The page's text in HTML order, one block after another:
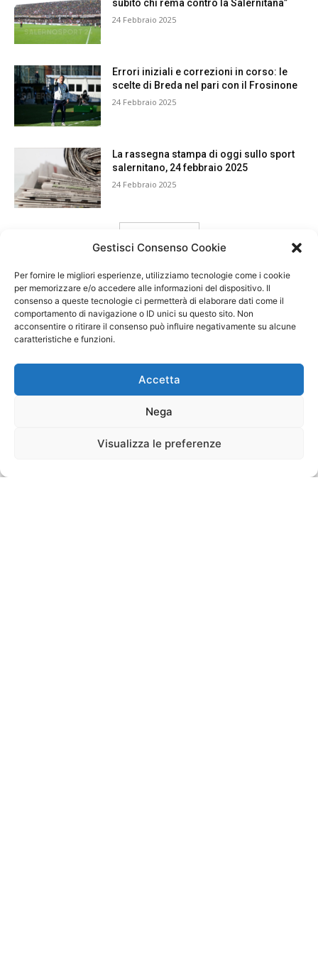
Gestisci Consenso Cookie
Per fornire le migliori esperienze, utilizziamo tecnologie come i cookie
per memorizzare e/o accedere alle informazioni del dispositivo. Il
consenso a queste tecnologie ci permetterà di elaborare dati come il
comportamento di navigazione o ID unici su questo sito. Non
acconsentire o ritirare il consenso può influire negativamente su alcune
caratteristiche e funzioni.
Accetta
Nega
Visualizza le preferenze
subito chi rema contro la Salernitana”
24 Febbraio 2025
Errori iniziali e correzioni in corso: le
scelte di Breda nel pari con il Frosinone
24 Febbraio 2025
La rassegna stampa di oggi sullo sport
salernitano, 24 febbraio 2025
24 Febbraio 2025